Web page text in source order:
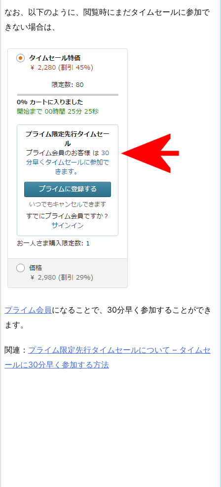
なお、以下のように、閲覧時にまだタイムセールに参加で
きない場合は、
プライム会員になることで、30分早く参加することができ
ます。
関連： プライム限定先行タイムセールについて – タイムセ
ールに30分早く参加する方法